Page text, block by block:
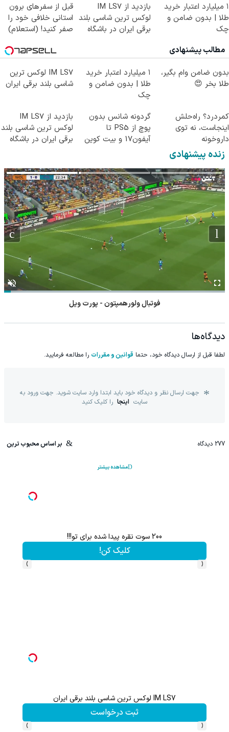
۱ میلیارد اعتبار خرید
طلا | بدون ضامن و
چک
بازدید از IM LS7
لوکس ترین شاسی بلند
برقی ایران در باشگاه
قبل از سفرهای برون
استانی خلافی خود را
صفر کنید! (استعلام)
مطالب پیشنهادی
بدون ضامن وام بگیر،
طلا بخر 😍
۱ میلیارد اعتبار خرید
طلا | بدون ضامن و
چک
IM LS7 لوکس ترین
شاسی بلند برقی ایران
کمردرد؟ راه‌حلش
اینجاست، نه توی
داروخونه
گردونه شانس بدون
پوچ از PS5 تا
آیفون17 و بیت کوین
بازدید از IM LS7
لوکس ترین شاسی بلند
برقی ایران در باشگاه
زنده پیشنهادی
فوتبال ولورهمپتون - پورت ویل
دیدگاه‌ها
لطفا قبل از ارسال دیدگاه خود، حتما قوانین و مقررات را مطالعه فرمایید.
جهت ارسال نظر و دیدگاه خود باید ابتدا وارد سایت شوید. جهت ورود به
سایت اینجا را کلیک کنید
277 دیدگاه بر اساس محبوب ترین
مشاهده بیشتر
هم سرمایه گذاری میکنی هم نقره هدیه میگیری ؛ثبت نام کن
کلیک کن!
‹
›
ثبت نام کن؛خرید کن؛نقره ببر
کلیک کن!
‹
›